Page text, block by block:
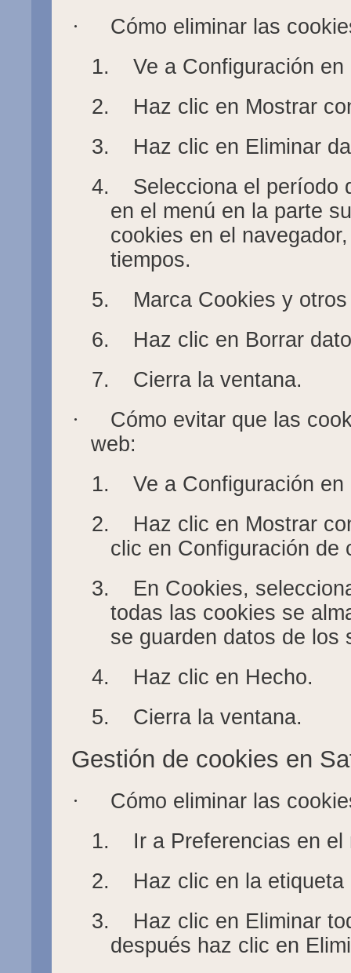
·
Cómo eliminar las
1.
Ve a Configuración
2.
Haz clic en Mostrar
3.
Haz clic en Eliminar
4.
Selecciona el período
en el menú en la parte
cookies en el
tiempos.
5.
Marca Cookies y
6.
Haz clic en Borrar
7.
Cierra la ventana.
·
Cómo evitar que las
web:
1.
Ve a Configuración
2.
Haz clic en Mostrar
clic en Configuración de
3.
En Cookies,
todas las cookies se
se guarden datos de los
4.
Haz clic en Hecho.
5.
Cierra la ventana.
Gestión de cookies en
·
Cómo eliminar las
1.
Ir a Preferencias en
2.
Haz clic en la etiqueta
3.
Haz clic en Eliminar
después haz clic en